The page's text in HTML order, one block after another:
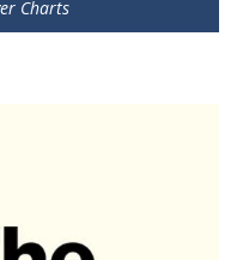
Charts